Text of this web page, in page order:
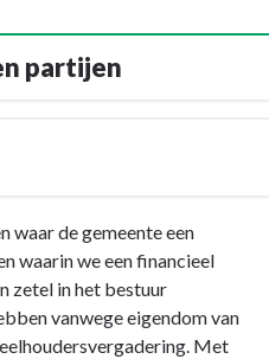
partijen
waar de gemeente een
waarin we een financieel
zetel in het bestuur
vanwege eigendom van
Met